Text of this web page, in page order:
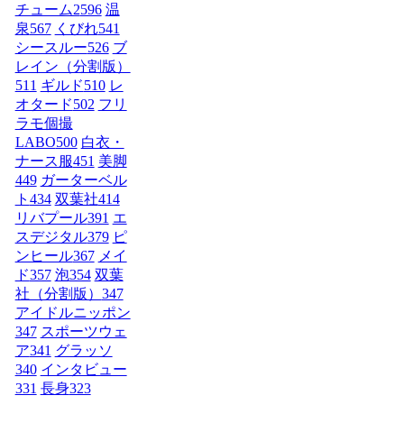
チューム2596 温
泉567 くびれ541
シースルー526 ブ
レイン（分割版）
511 ギルド510 レ
オタード502 フリ
ラモ個撮
LABO500 白衣・
ナース服451 美脚
449 ガーターベル
ト 434 双葉社414
リバプール391 エ
スデジタル379 ピ
ンヒール367 メイ
ド357 泡354 双葉
社（分割版） 347
アイドルニッポン
347 スポーツウェ
ア341 グラッソ
340 インタビュー
331 長身323